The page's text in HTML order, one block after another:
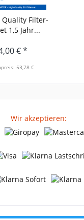
Quality Filter-
1,5 Jahr...
€ *
53,78 €
Wir akzeptieren: